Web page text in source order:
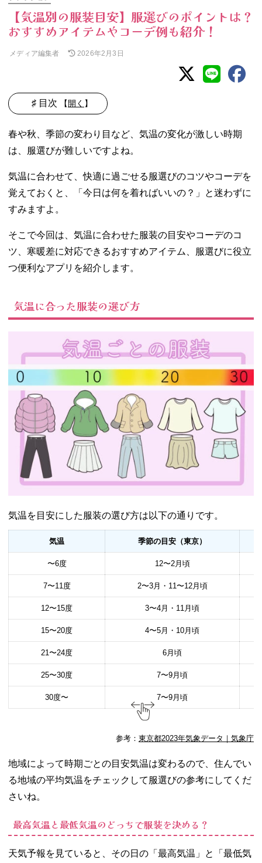
【気温別の服装目安】服選びのポイントは？
おすすめアイテムやコーデ例も紹介！
メディア編集者 2026年2月3日
♯ 目次 【開く 】
服装の選び方
− 最高気温
のどっちで
服装を決め
る？
ある季節の
変わり目は
02. 今日は何を着
すめの服装＆コ
ーデのポイント
− 【目安の
服装】気温6
度以下の日
− 【目安の
服装】気温
7〜11度の日
− 【目安の
服装】気温
12〜15度の
日
− 【目安の
服装】気温
− 【目安の
服装】気温
21〜24度の
− 【目安の
服装】気温
25〜30度の
日
− 【目安の
服装】気温
30度以上の
日
03. 寒暖差に対応
できるおすすめ
アイテム
にぴったり
− 気温が低
秋冬アイテ
をプラス
いときは、
春や秋、季節の変わり目など、気温の変化が激しい時期
は、服選びが難しいですよね。
気温に合わせて、快適に過ごせる服選びのコツやコーデを
覚えておくと、「今日は何を着ればいいの？」と迷わずに
すみますよ。
そこで今回は、気温に合わせた服装の目安やコーデのコ
ツ、寒暖差に対応できるおすすめアイテム、服選びに役立
つ便利なアプリを紹介します。
気温に合った服装の選び方
気温を目安にした服装の選び方は以下の通りです。
気温 季節の目安（東京）
〜6度 12〜2月頃
7〜11度 2〜3月・11〜12月頃
12〜15度 3〜4月・11月頃
15〜20度 4〜5月・10月頃
21〜24度 6月頃
25〜30度 7〜9月頃
30度〜 7〜9月頃
参考： 東京都2023年気象データ｜気象庁
地域によって時期ごとの目安気温は変わるので、住んでい
る地域の平均気温をチェックして服選びの参考にしてくだ
さいね。
最高気温と最低気温のどっちで服装を決める？
天気予報を見ていると、その日の「最高気温」と「最低気